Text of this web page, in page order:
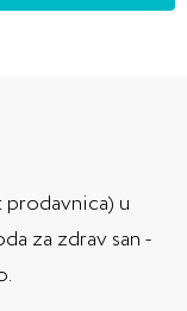
u
za zdrav san -